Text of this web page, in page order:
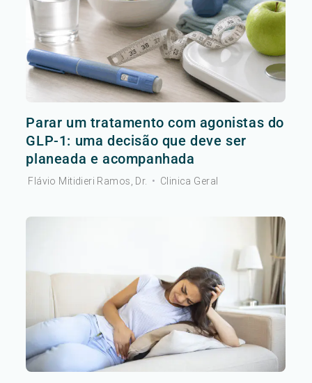
Parar um tratamento com agonistas do
GLP-1: uma decisão que deve ser
planeada e acompanhada
Flávio Mitidieri Ramos, Dr. • Clinica Geral